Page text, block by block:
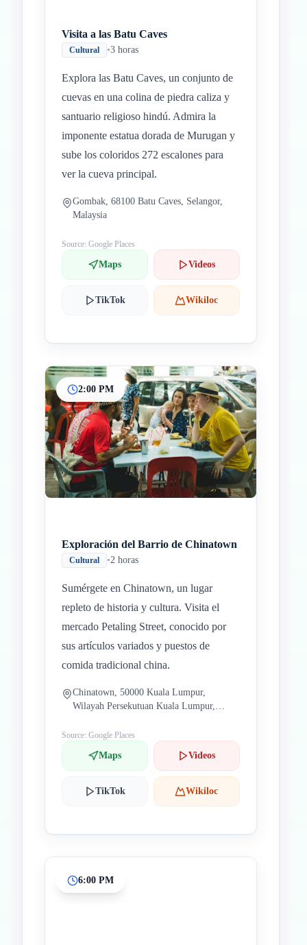
Visita a las Batu Caves
Cultural •3 horas
Explora las Batu Caves, un conjunto de
cuevas en una colina de piedra caliza y
santuario religioso hindú. Admira la
imponente estatua dorada de Murugan y
sube los coloridos 272 escalones para
ver la cueva principal.
Gombak, 68100 Batu Caves, Selangor,
Malaysia
Source: Google Places
Maps Videos
TikTok Wikiloc
2:00 PM
Exploración del Barrio de Chinatown
Cultural •2 horas
Sumérgete en Chinatown, un lugar
repleto de historia y cultura. Visita el
mercado Petaling Street, conocido por
sus artículos variados y puestos de
comida tradicional china.
Chinatown, 50000 Kuala Lumpur,
Wilayah Persekutuan Kuala Lumpur,
Source: Google Places
Maps Videos
TikTok Wikiloc
6:00 PM